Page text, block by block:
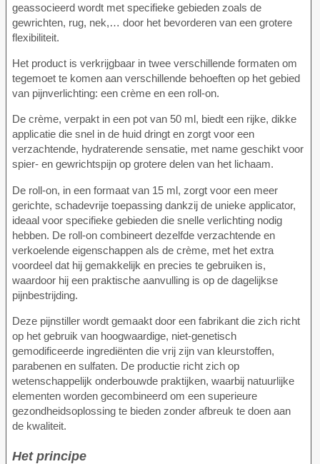
geassocieerd wordt met specifieke gebieden zoals de
gewrichten, rug, nek,… door het bevorderen van een grotere
flexibiliteit.
Het product is verkrijgbaar in twee verschillende formaten om
tegemoet te komen aan verschillende behoeften op het gebied
van pijnverlichting: een crème en een roll-on.
De crème, verpakt in een pot van 50 ml, biedt een rijke, dikke
applicatie die snel in de huid dringt en zorgt voor een
verzachtende, hydraterende sensatie, met name geschikt voor
spier- en gewrichtspijn op grotere delen van het lichaam.
De roll-on, in een formaat van 15 ml, zorgt voor een meer
gerichte, schadevrije toepassing dankzij de unieke applicator,
ideaal voor specifieke gebieden die snelle verlichting nodig
hebben. De roll-on combineert dezelfde verzachtende en
verkoelende eigenschappen als de crème, met het extra
voordeel dat hij gemakkelijk en precies te gebruiken is,
waardoor hij een praktische aanvulling is op de dagelijkse
pijnbestrijding.
Deze pijnstiller wordt gemaakt door een fabrikant die zich richt
op het gebruik van hoogwaardige, niet-genetisch
gemodificeerde ingrediënten die vrij zijn van kleurstoffen,
parabenen en sulfaten. De productie richt zich op
wetenschappelijk onderbouwde praktijken, waarbij natuurlijke
elementen worden gecombineerd om een superieure
gezondheidsoplossing te bieden zonder afbreuk te doen aan
de kwaliteit.
Het principe